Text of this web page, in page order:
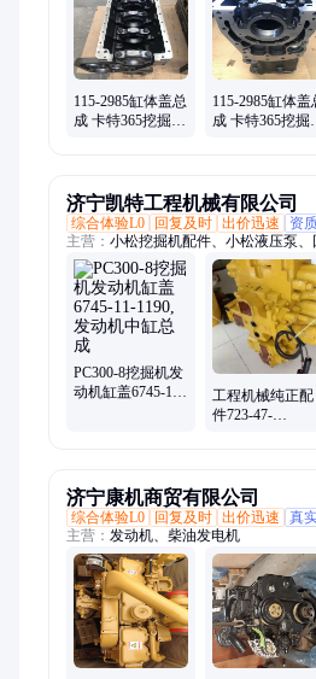
总成、回转马达、支重轮盖、PC2000
D475单边支重轮、EX2600滚轮、挖
PC1250回转支承、中臂油缸、D155履
大齿圈、6015中臂油缸
115-2985缸体盖总
成 卡特365挖掘机
115-2985缸体盖
成 卡特365挖掘机
济宁凯特工程机械有限公司
综合体验L0
回复及时 出价迅速 资
主营： 小松挖掘机配件、小松液压泵
件、行走马达
PC300-8挖掘机发
动机缸盖6745-11-
工程机械纯正配
件723-47-
济宁康机商贸有限公司
综合体验L0
回复及时 出价迅速 真
主营： 发动机、柴油发电机